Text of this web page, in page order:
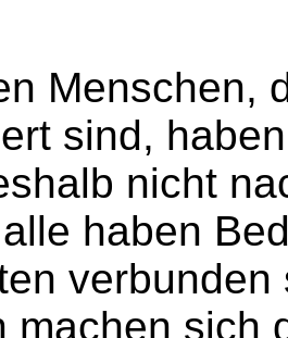
Menschen,
sind,
nicht
haben
machen sich